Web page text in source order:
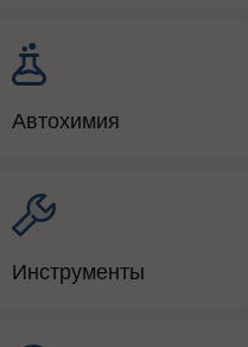
Автохимия
Инструменты